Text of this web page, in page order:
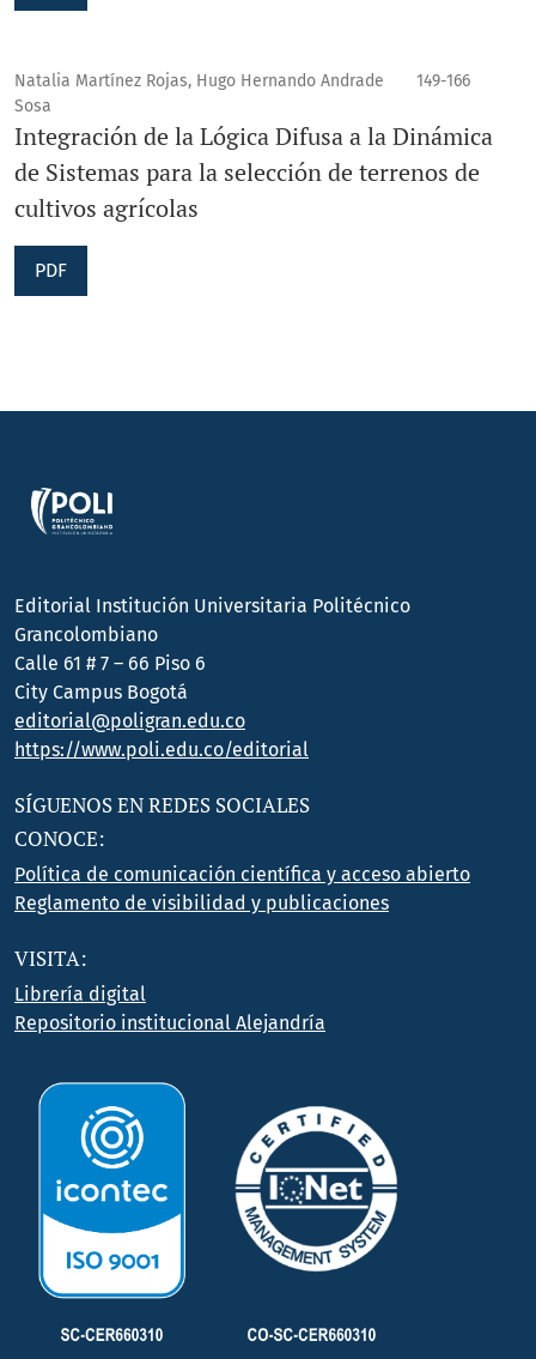
Natalia Martínez Rojas, Hugo Hernando Andrade
Sosa
149-166
Integración de la Lógica Difusa a la Dinámica
de Sistemas para la selección de terrenos de
cultivos agrícolas
PDF
Editorial Institución Universitaria Politécnico
Grancolombiano
Calle 61 # 7 – 66 Piso 6
City Campus Bogotá
editorial@poligran.edu.co
https://www.poli.edu.co/editorial
SÍGUENOS EN REDES SOCIALES
CONOCE:
Política de comunicación científica y acceso abierto
Reglamento de visibilidad y publicaciones
VISITA:
Librería digital
Repositorio institucional Alejandría